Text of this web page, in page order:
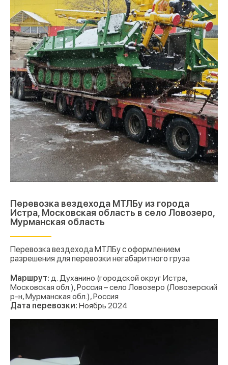
Перевозка вездехода МТЛБу из города
Истра, Московская область в село Ловозеро,
Мурманская область
Перевозка вездехода МТЛБу с оформлением
разрешения для перевозки негабаритного груза
Маршрут: д. Духанино (городской округ Истра,
Московская обл.), Россия – село Ловозеро (Ловозерский
р-н, Мурманская обл.), Россия
Дата перевозки: Ноябрь 2024